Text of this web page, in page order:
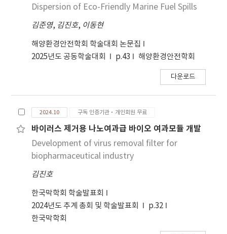
Dispersion of Eco-Friendly Marine Fuel Spills
김준영, 김진호, 이동현
해양환경안전학회 학술대회 논문집
2025년도 공동학술대회
p.43 해양환경안전학회
다운로드
2024.10 구독 인증기관·개인회원 무료
바이러스 제거용 나노여과급 바이오 여과모듈 개발
Development of virus removal filter for
biopharmaceutical industry
김진호
한국막학회 학술발표회
2024년도 추계 총회 및 학술발표회
p.32
한국막학회